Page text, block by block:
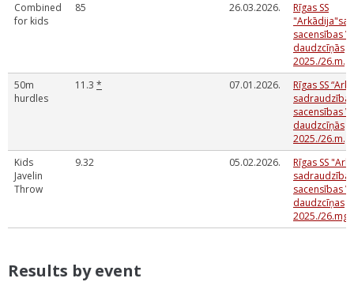
Combined
for kids
85 26.03.2026.
Rīgas SS
sacensības
daudzcīņās
2025./
50m
hurdles
11.3 * 07.01.2026.
Rīgas SS
sadraudzības
sacensības
daudzcīņās
2025./
Kids
Javelin
Throw
9.32 05.02.2026.
Rīgas SS
sadraudzības
sacensības
daudzcīņas
2025./
Results by event